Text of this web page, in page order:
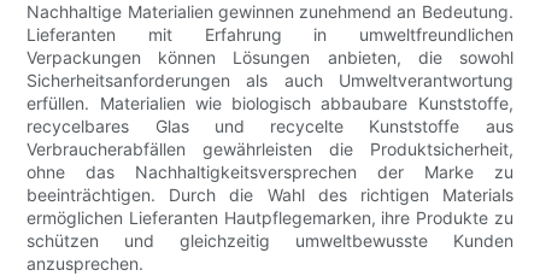
Nachhaltige Materialien gewinnen zunehmend an Bedeutung.
Lieferanten mit Erfahrung in umweltfreundlichen
Verpackungen können Lösungen anbieten, die sowohl
Sicherheitsanforderungen als auch Umweltverantwortung
erfüllen. Materialien wie biologisch abbaubare Kunststoffe,
recycelbares Glas und recycelte Kunststoffe aus
Verbraucherabfällen gewährleisten die Produktsicherheit,
ohne das Nachhaltigkeitsversprechen der Marke zu
beeinträchtigen. Durch die Wahl des richtigen Materials
ermöglichen Lieferanten Hautpflegemarken, ihre Produkte zu
schützen und gleichzeitig umweltbewusste Kunden
anzusprechen.